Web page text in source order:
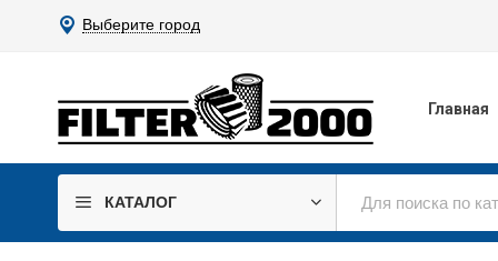
Выберите город
Главная
КАТАЛОГ